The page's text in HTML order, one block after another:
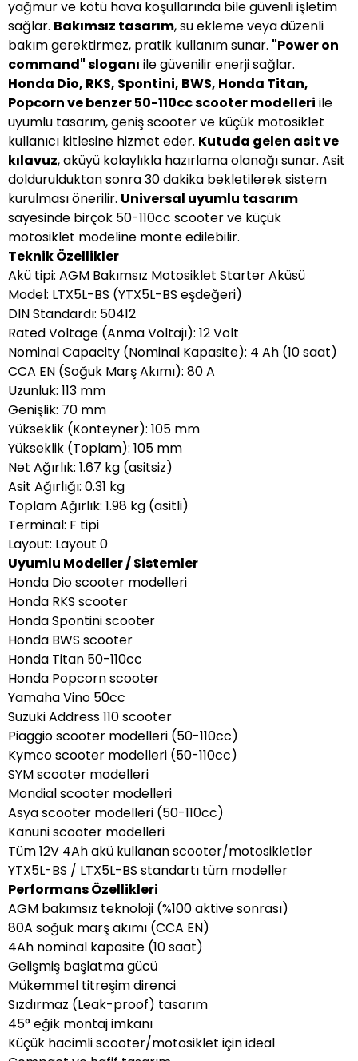
yağmur ve kötü hava koşullarında bile güvenli işletim
sağlar. Bakımsız tasarım, su ekleme veya düzenli
bakım gerektirmez, pratik kullanım sunar. "Power on
command" sloganı ile güvenilir enerji sağlar.
Honda Dio, RKS, Spontini, BWS, Honda Titan,
Popcorn ve benzer 50-110cc scooter modelleri ile
uyumlu tasarım, geniş scooter ve küçük motosiklet
kullanıcı kitlesine hizmet eder. Kutuda gelen asit ve
kılavuz, aküyü kolaylıkla hazırlama olanağı sunar. Asit
doldurulduktan sonra 30 dakika bekletilerek sistem
kurulması önerilir. Universal uyumlu tasarım
sayesinde birçok 50-110cc scooter ve küçük
motosiklet modeline monte edilebilir.
Teknik Özellikler
Akü tipi: AGM Bakımsız Motosiklet Starter Aküsü
Model: LTX5L-BS (YTX5L-BS eşdeğeri)
DIN Standardı: 50412
Rated Voltage (Anma Voltajı): 12 Volt
Nominal Capacity (Nominal Kapasite): 4 Ah (10 saat)
CCA EN (Soğuk Marş Akımı): 80 A
Uzunluk: 113 mm
Genişlik: 70 mm
Yükseklik (Konteyner): 105 mm
Yükseklik (Toplam): 105 mm
Net Ağırlık: 1.67 kg (asitsiz)
Asit Ağırlığı: 0.31 kg
Toplam Ağırlık: 1.98 kg (asitli)
Terminal: F tipi
Layout: Layout 0
Uyumlu Modeller / Sistemler
Honda Dio scooter modelleri
Honda RKS scooter
Honda Spontini scooter
Honda BWS scooter
Honda Titan 50-110cc
Honda Popcorn scooter
Yamaha Vino 50cc
Suzuki Address 110 scooter
Piaggio scooter modelleri (50-110cc)
Kymco scooter modelleri (50-110cc)
SYM scooter modelleri
Mondial scooter modelleri
Asya scooter modelleri (50-110cc)
Kanuni scooter modelleri
Tüm 12V 4Ah akü kullanan scooter/motosikletler
YTX5L-BS / LTX5L-BS standartı tüm modeller
Performans Özellikleri
AGM bakımsız teknoloji (%100 aktive sonrası)
80A soğuk marş akımı (CCA EN)
4Ah nominal kapasite (10 saat)
Gelişmiş başlatma gücü
Mükemmel titreşim direnci
Sızdırmaz (Leak-proof) tasarım
45° eğik montaj imkanı
Küçük hacimli scooter/motosiklet için ideal